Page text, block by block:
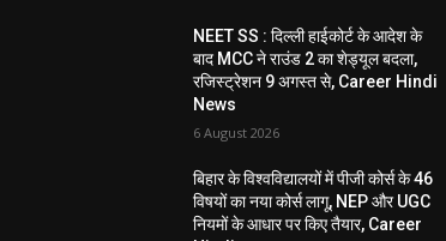
NEET SS : दिल्ली हाईकोर्ट के आदेश के
बाद MCC ने राउंड 2 का शेड्यूल बदला,
रजिस्ट्रेशन 9 अगस्त से, Career Hindi
News
6 August 2026
बिहार के विश्वविद्यालयों में पीजी कोर्स के 46
विषयों का नया कोर्स लागू, NEP और UGC
नियमों के आधार पर किए तैयार, Career